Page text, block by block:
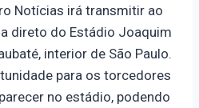
Notícias irá transmitir ao
direto do Estádio Joaquim
interior de São Paulo.
para os torcedores
no estádio, podendo